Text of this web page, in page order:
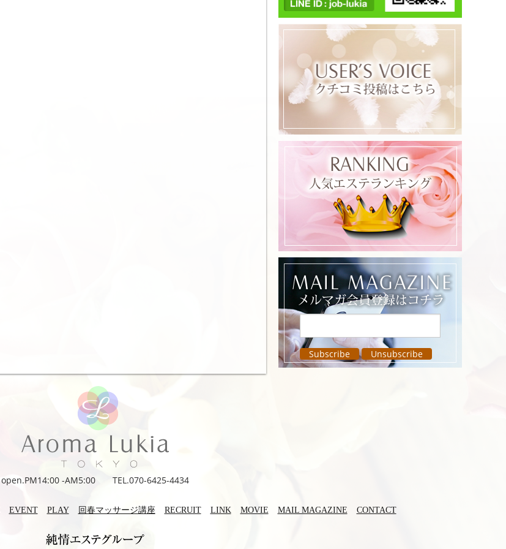
open.PM14:00 -AM5:00 TEL.070-6425-4434
EVENT PLAY 回春マッサージ講座 RECRUIT LINK MOVIE MAIL MAGAZINE CONTACT